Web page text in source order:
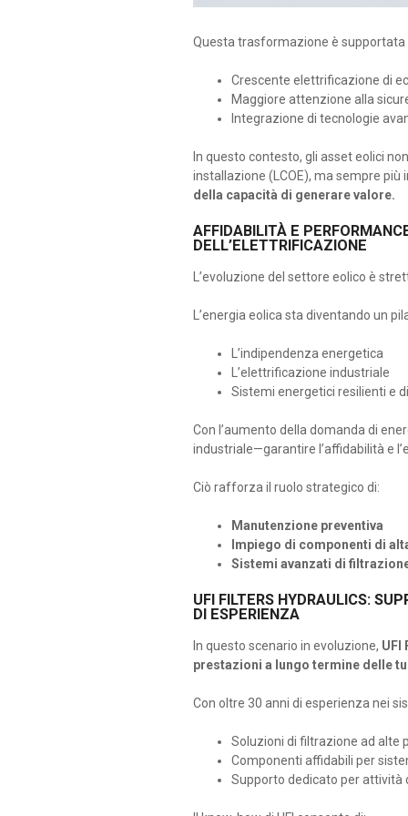
Questa trasformazione è supportata
Crescente elettrificazione di
Maggiore attenzione alla
Integrazione di tecnologie
In questo contesto, gli asset eolici
installazione (LCOE), ma sempre più
della capacità di generare valore.
AFFIDABILITÀ E
DELL’ELETTRIFICAZIONE
L’evoluzione del settore eolico è
L’energia eolica sta diventando un
L’indipendenza energetica
L’elettrificazione industriale
Sistemi energetici resilienti e
Con l’aumento della domanda di
industriale—garantire l’affidabilità e
Ciò rafforza il ruolo strategico di:
Manutenzione preventiva
Impiego di componenti di
Sistemi avanzati di
UFI FILTERS HYDRAULICS:
DI ESPERIENZA
In questo scenario in evoluzione, UFI
prestazioni a lungo termine delle
Con oltre 30 anni di esperienza nei
Soluzioni di filtrazione ad alte
Componenti affidabili per
Supporto dedicato per